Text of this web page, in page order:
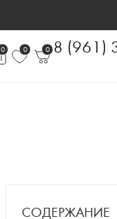
0 0 0 8 (961)
СОДЕРЖАНИЕ